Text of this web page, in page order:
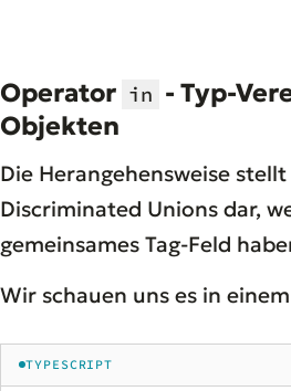
Operator in - Typ-
Objekten
Die Herangehensweise
Discriminated Unions dar,
gemeinsames Tag-Feld
Wir schauen uns es in
TYPESCRIPT